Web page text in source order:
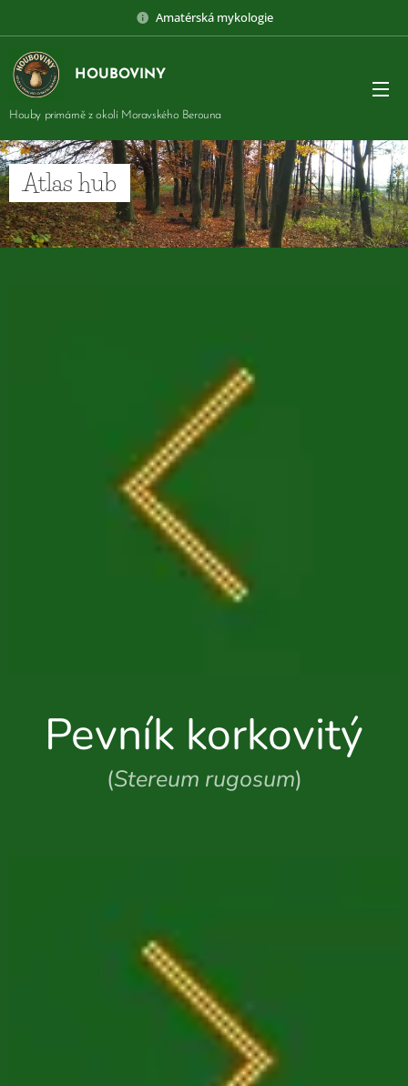
Amatérská mykologie
HOUBOVINY
Houby primárně z okolí Moravského Berouna
Atlas hub
Pevník korkovitý
(Stereum rugosum)